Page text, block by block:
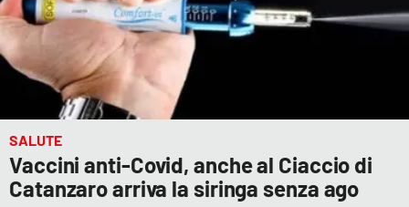
Venti di comunicazione
STREAMING
LaC TV
LaC Network
SALUTE
Vaccini anti-Covid, anche al Ciaccio di
Catanzaro arriva la siringa senza ago